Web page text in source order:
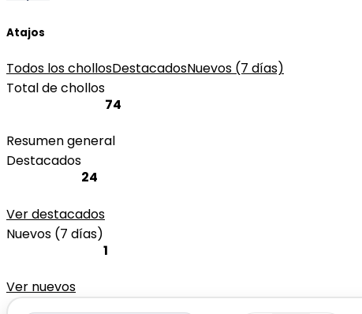
Atajos
Todos los chollosDestacadosNuevos (7 días)
Total de chollos
74
Resumen general
Destacados
24
Ver destacados
Nuevos (7 días)
1
Ver nuevos